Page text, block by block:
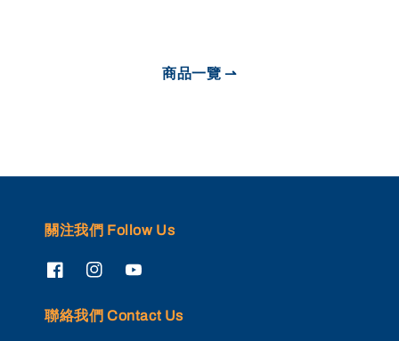
商品一覽 ⇀
關注我們 Follow Us
聯絡我們 Contact Us